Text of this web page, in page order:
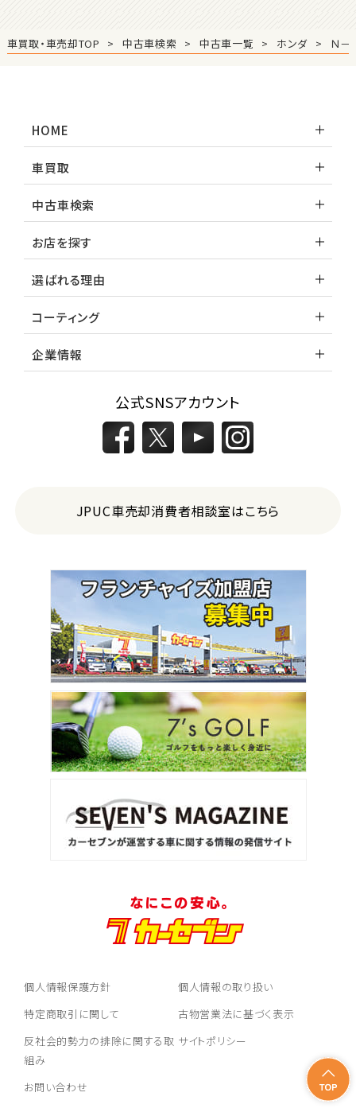
ステーションワゴン
レヴォーグ
レガシィツーリングワゴン
3位
トヨタ
カローラフィールダー
ホンダ
ステップワゴン
2位
トヨタ
アルファード
3位
ヴォクシー
1位
トヨタ
ヤリスクロス
トヨタ
車買取・車売却TOP 中古車検索 中古車一覧 ホンダ Ｎ－
HOME
車買取
中古車検索
お店を探す
選ばれる理由
コーティング
企業情報
公式SNSアカウント
JPUC車売却消費者相談室はこちら
個人情報保護方針
個人情報の取り扱い
特定商取引に関して
古物営業法に基づく表示
反社会的勢力の排除に関する取
組み
サイトポリシー
お問い合わせ